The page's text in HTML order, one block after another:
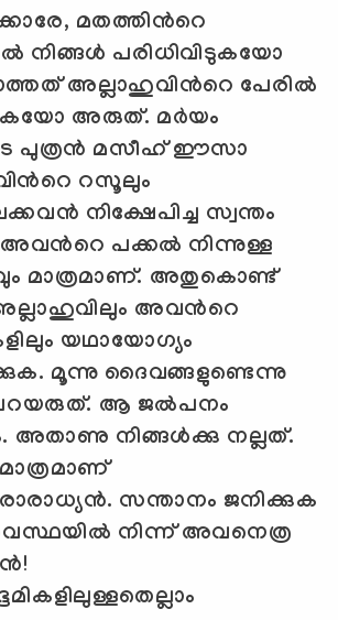
, മതത്തിന്‍റെ
നിങ്ങള്‍ പരിധിവിടുകയോ
അല്ലാഹുവിന്‍റെ പേരില്‍
അരുത്. മര്‍യം
പുത്രന്‍ മസീഹ് ഈസാ
റസൂലും
നിക്ഷേപിച്ച സ്വന്തം
പക്കല്‍ നിന്നുള്ള
മാത്രമാണ്. അതുകൊണ്ട്
അവന്‍റെ
യഥായോഗ്യം
മൂന്നു ദൈവങ്ങളുണ്ടെന്നു
ആ ജല്‍പനം
അതാണു നിങ്ങള്‍ക്കു നല്ലത്.
സന്താനം ജനിക്കുക
നിന്ന് അവനെത്ര